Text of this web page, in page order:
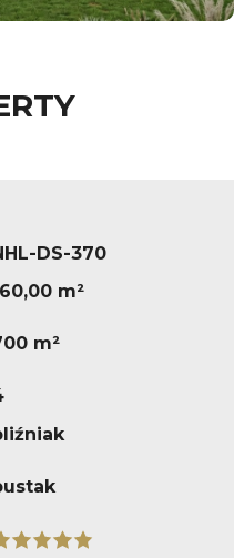
DS-370
m²
m²